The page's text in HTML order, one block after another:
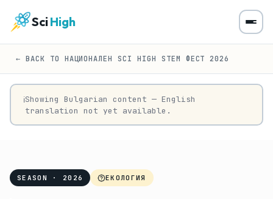
SciHigh
← BACK TO НАЦИОНАЛЕН SCI HIGH STEM ФЕСТ 2026
ℹShowing Bulgarian content — English
translation not yet available.
SEASON · 2026 ЕКОЛОГИЯ